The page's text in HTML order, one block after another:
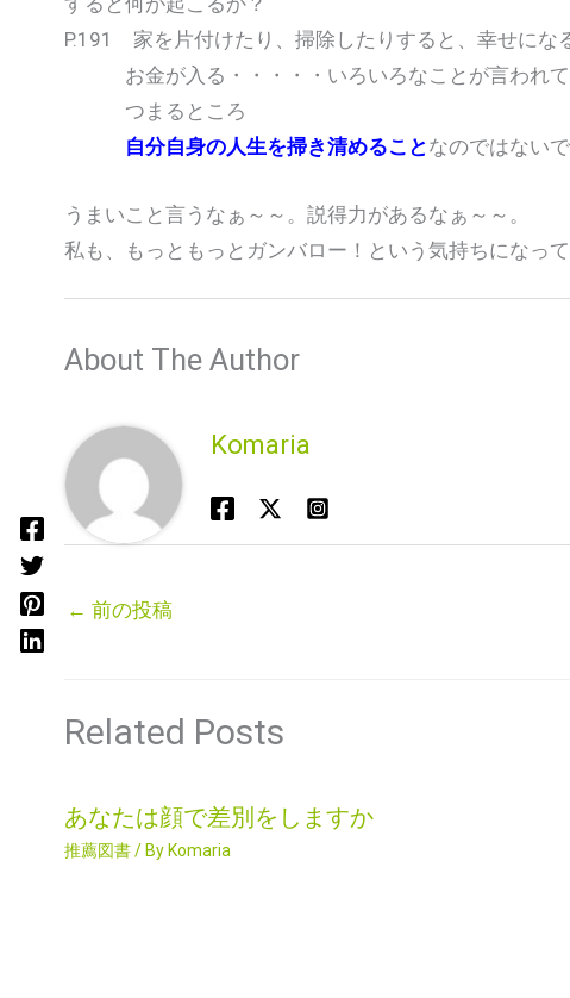
P.191 家を片付けたり、掃除したりすると、幸せにな
お金が入る・・・・・いろいろなことが言われて
つまるところ
自分自身の人生を掃き清めることなのではないで
うまいこと言うなぁ～～。説得力があるなぁ～～。
私も、もっともっとガンバロー！という気持ちになって
About The Author
Komaria
← 前の投稿
Related Posts
あなたは顔で差別をしますか
推薦図書/ By Komaria